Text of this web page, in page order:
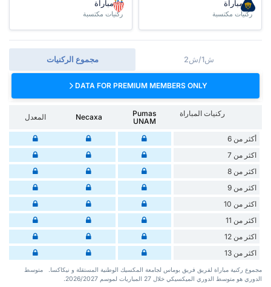
/مباراة
ركنيات مكتسبة
/مباراة
ركنيات مكتسبة
مجموع الركنيات ش1/ش2
DATA FOR PREMIUM MEMBERS ONLY
ركنيات المباراة
Pumas
UNAM
Necaxa المعدل
أكثر من 6
اكثر من 7
اكثر من 8
اكثر من 9
اكثر من 10
اكثر من 11
اكثر من 12
اكثر من 13
‏مجموع ركنية مباراة لفريق فريق بوماس لجامعة المكسيك الوطنية المستقلة و نيكاكسا. ‏‏ ‏ ‏متوسط
الدوري هو متوسط الدوري الميكسيكي ‏خلال 27 ‏المباريات لموسم 2026/2027.